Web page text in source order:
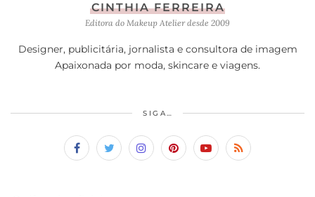
CINTHIA FERREIRA
Editora do Makeup Atelier desde 2009
Designer, publicitária, jornalista e consultora de imagem
Apaixonada por moda, skincare e viagens.
SIGA…